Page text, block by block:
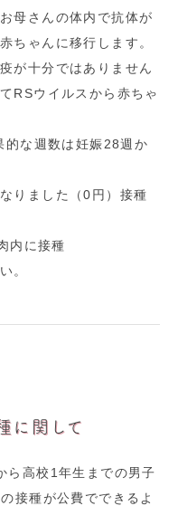
母さんの体内で抗体が
ちゃんに移行します。
が十分ではありません
RSウイルスから赤ちゃ
な週数は妊娠28週か
ました（0円）接種
内に接種
。
に関して
ら高校1年生までの男子
接種が公費でできるよ